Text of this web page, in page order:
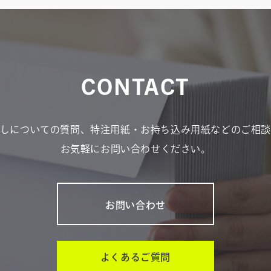
CONTACT
についての質問、特注用紙・お持ち込み用紙などのご相
お気軽にお問い合わせください。
お問い合わせ
よくあるご質問